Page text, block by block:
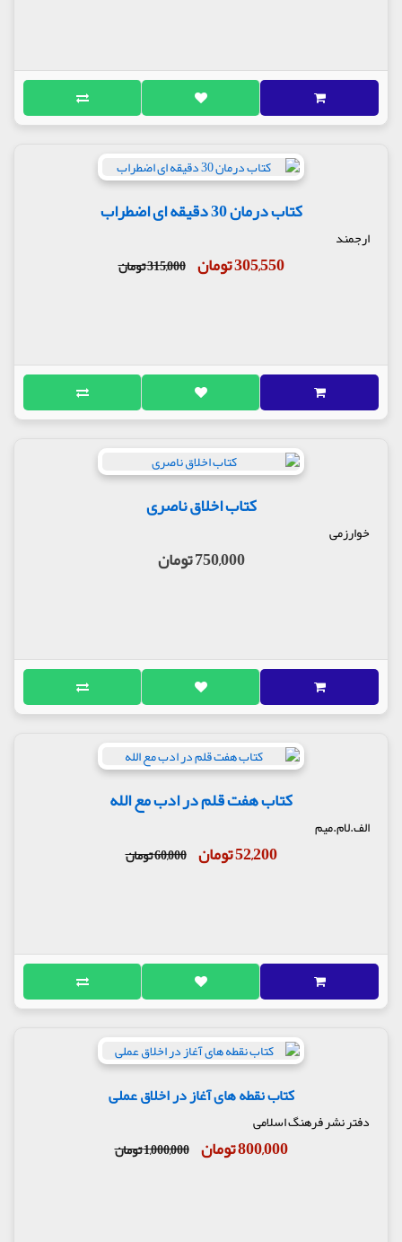
کتاب درمان 30 دقیقه ای اضطراب
ارجمند
305,550 تومان 315,000 تومان
کتاب اخلاق ناصری
خوارزمی
750,000 تومان
کتاب هفت قلم در ادب مع الله
الف.لام.میم
52,200 تومان 60,000 تومان
کتاب نقطه های آغاز در اخلاق عملی
دفتر نشر فرهنگ اسلامی
800,000 تومان 1,000,000 تومان